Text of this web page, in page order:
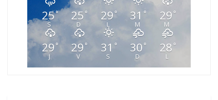
25°
S
25 °
D
29°
L
31 °
M
29 °
M
29 °
J
29 °
V
31 °
S
30 °
D
28 °
L